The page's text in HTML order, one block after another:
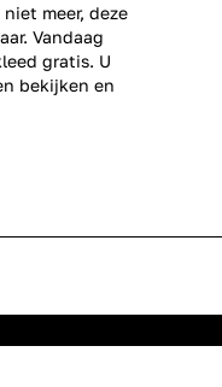
meer, deze
Vandaag
gratis. U
bekijken en